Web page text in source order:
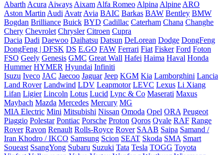
Abarth Acura Aiways Aixam Alfa Romeo Alpina Alpine ARO
Aston Martin Audi Avatr Avia BAIC Barkas BAW Bentley BMW
Bogdan Brilliance Buick BYD Cadillac Caterham Chana Changhe
Chery Chevrolet Chrysler Citroen Cupra
Dacia Dadi Daewoo Daihatsu Datsun DeLorean Dodge DongFeng
DongFeng | DFSK DS E.GO FAW Ferrari Fiat Fisker Ford Foton
FSO Geely Genesis GMC Great Wall Hafei Haima Haval Honda
Hummer HYMER Hyundai Infiniti
Isuzu Iveco JAC Jaecoo Jaguar Jeep KGM Kia Lamborghini Lancia
Land Rover Landwind LDV Leapmotor LEVC Lexus Li Xiang
Lifan Ligier Lincoln Lotus Lucid Lync & Co Maserati Maxus
Maybach Mazda Mercedes Mercury MG
MIA Electric Mini Mitsubishi Nissan Omoda Opel ORA Peugeot
Piaggio Polestar Pontiac Porsche Proton Qoros Qvale RAF Range
Rover Ravon Renault Rolls-Royce Rover SAAB Saipa Samand /
Iran Khodro / IKCO Samsung Scion SEAT Skoda SMA Smart
Soueast SsangYong Subaru Suzuki Tata Tesla TOGG Toyota